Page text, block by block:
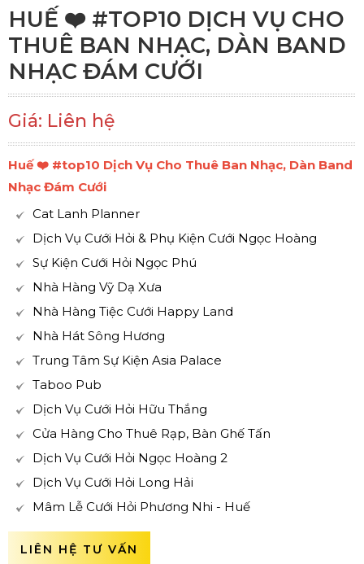
HUẾ ❤️️ #TOP10 DỊCH VỤ CHO
THUÊ BAN NHẠC, DÀN BAND
NHẠC ĐÁM CƯỚI
Giá: Liên hệ
Huế ❤️️ #top10 Dịch Vụ Cho Thuê Ban Nhạc, Dàn Band
Nhạc Đám Cưới
Cat Lanh Planner
Dịch Vụ Cưới Hỏi & Phụ Kiện Cưới Ngọc Hoàng
Sự Kiện Cưới Hỏi Ngọc Phú
Nhà Hàng Vỹ Dạ Xưa
Nhà Hàng Tiệc Cưới Happy Land
Nhà Hát Sông Hương
Trung Tâm Sự Kiện Asia Palace
Taboo Pub
Dịch Vụ Cưới Hỏi Hữu Thắng
Cửa Hàng Cho Thuê Rạp, Bàn Ghế Tấn
Dịch Vụ Cưới Hỏi Ngọc Hoàng 2
Dịch Vụ Cưới Hỏi Long Hải
Mâm Lễ Cưới Hỏi Phương Nhi - Huế
LIÊN HỆ TƯ VẤN